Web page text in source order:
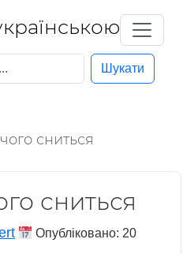
Шукати
сниться
сниться
Опубліковано: 20